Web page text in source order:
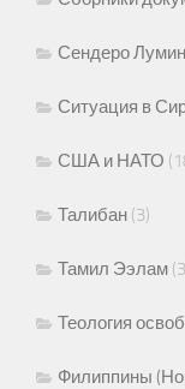
Сендеро
Ситуация в
США и НАТО
Талибан (3)
Тамил Ээлам
Теология
Филиппины